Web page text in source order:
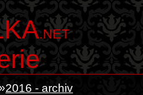
.NET
2016 - archiv